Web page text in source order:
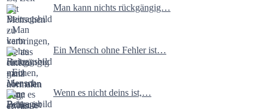
Man kann nichts rückgängig…
Ein Mensch ohne Fehler ist…
Wenn es nicht deins ist,…